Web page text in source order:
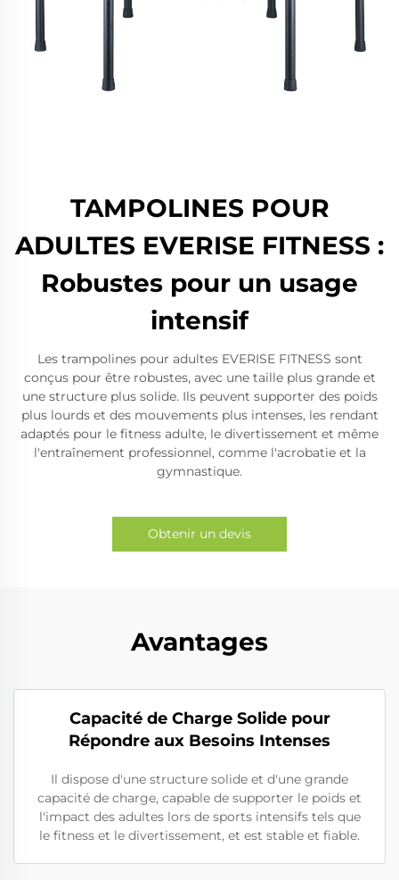
TAMPOLINES POUR
ADULTES EVERISE FITNESS :
Robustes pour un usage
intensif
Les trampolines pour adultes EVERISE FITNESS sont
conçus pour être robustes, avec une taille plus grande et
une structure plus solide. Ils peuvent supporter des poids
plus lourds et des mouvements plus intenses, les rendant
adaptés pour le fitness adulte, le divertissement et même
l'entraînement professionnel, comme l'acrobatie et la
gymnastique.
Obtenir un devis
Avantages
Capacité de Charge Solide pour
Répondre aux Besoins Intenses
Il dispose d'une structure solide et d'une grande
capacité de charge, capable de supporter le poids et
l'impact des adultes lors de sports intensifs tels que
le fitness et le divertissement, et est stable et fiable.